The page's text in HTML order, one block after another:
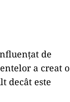
de
a creat o
decât este